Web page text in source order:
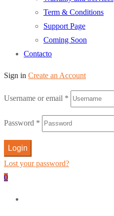
Term & Conditions
Support Page
Coming Soon
Contacto
Sign in Create an Account
Username or email *
Password *
Login
Lost your password?
0